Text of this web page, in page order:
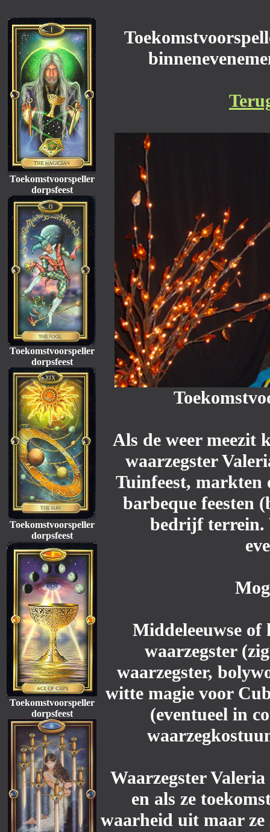
Toekomstvoorspeller
dorpsfeest
Toekomstvoorspeller
dorpsfeest
Toekomstvoorspeller
dorpsfeest
Toekomstvoorspeller
dorpsfeest
Als de weer meezit
waarzegster
Tuinfeest, markten
barbeque feesten
bedrijf terrein.
Middeleeuwse
waarzegster
waarzegster,
witte magie voor
(eventueel in
Waarzegster
en als ze
waarheid uit maar ze